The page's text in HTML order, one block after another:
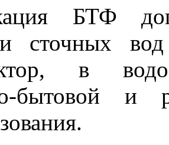
БТФ
сточных
в
бытовой и